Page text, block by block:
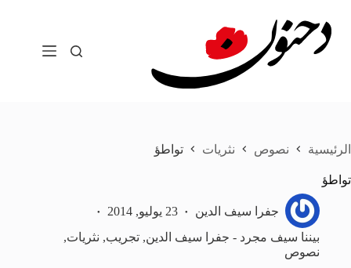
المحتوى
الرئيسية نصوص نثريات تواطؤ
تواطؤ
جفرا سيف الدين
23 يوليو, 2014
بيننا سيف مجرد - جفرا سيف الدين, تجريب, نثريات,
نصوص